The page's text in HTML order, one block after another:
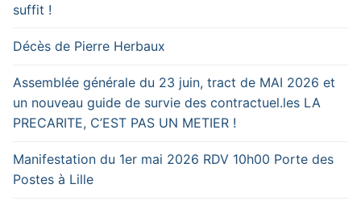
suffit !
Décès de Pierre Herbaux
Assemblée générale du 23 juin, tract de MAI 2026 et
un nouveau guide de survie des contractuel.les LA
PRECARITE, C’EST PAS UN METIER !
Manifestation du 1er mai 2026 RDV 10h00 Porte des
Postes à Lille